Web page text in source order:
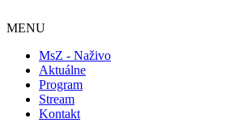
MENU
MsZ - Naživo
Aktuálne
Program
Stream
Kontakt